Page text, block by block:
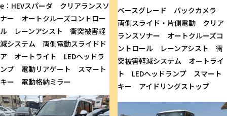
e：HEVスパーダ クリアランスソ
ナー オートクルーズコントロー
ル レーンアシスト 衝突被害軽
減システム 両側電動スライドド
ア オートライト LEDヘッドラ
ンプ 電動リアゲート スマート
キー 電動格納ミラー
ベースグレード バックカメラ
両側スライド・片側電動 クリア
ランスソナー オートクルーズコ
ントロール レーンアシスト 衝
突被害軽減システム オートライ
ト LEDヘッドランプ スマート
キー アイドリングストップ